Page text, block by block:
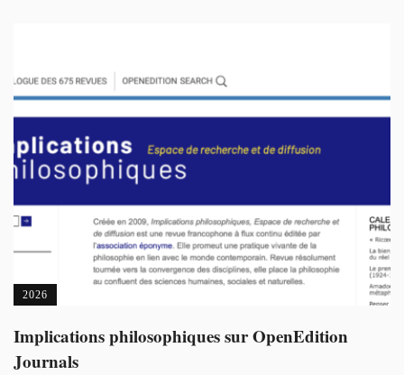
2026
Implications philosophiques sur OpenEdition
Journals